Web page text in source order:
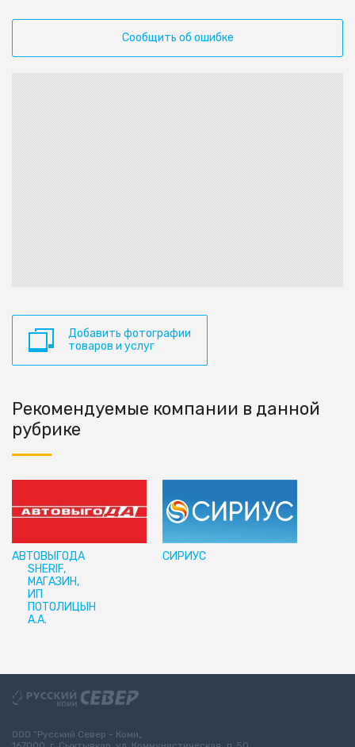
Сообщить об ошибке
Добавить фотографии
товаров и услуг
Рекомендуемые компании в данной
рубрике
АВТОВЫГОДА
СИРИУС
SHERIF,
МАГАЗИН,
ИП
ПОТОЛИЦЫН
А.А.
ООО “Русский Север - Коми„